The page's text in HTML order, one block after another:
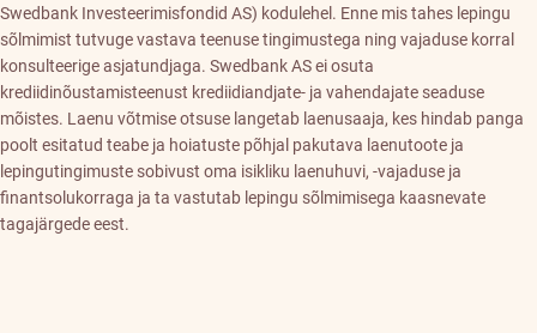
Swedbank Investeerimisfondid AS) kodulehel. Enne mis tahes lepingu
sõlmimist tutvuge vastava teenuse tingimustega ning vajaduse korral
konsulteerige asjatundjaga. Swedbank AS ei osuta
krediidinõustamisteenust krediidiandjate- ja vahendajate seaduse
mõistes. Laenu võtmise otsuse langetab laenusaaja, kes hindab panga
poolt esitatud teabe ja hoiatuste põhjal pakutava laenutoote ja
lepingutingimuste sobivust oma isikliku laenuhuvi, -vajaduse ja
finantsolukorraga ja ta vastutab lepingu sõlmimisega kaasnevate
tagajärgede eest.